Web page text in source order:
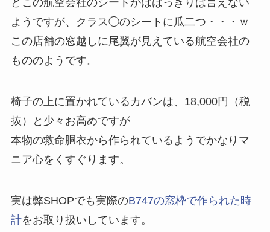
どこの航空会社のシートかははっきりは言えない
ようですが、クラス◯のシートに瓜二つ・・・ｗ
この店舗の窓越しに尾翼が見えている航空会社の
もののようです。
椅子の上に置かれているカバンは、18,000円（税
抜）と少々お高めですが
本物の救命胴衣から作られているようでかなりマ
ニア心をくすぐります。
実は弊SHOPでも実際のB747の窓枠で作られた時
計をお取り扱いしています。